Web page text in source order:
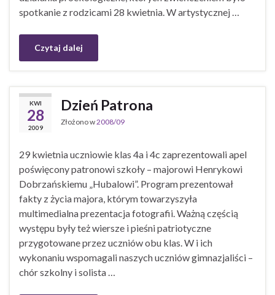
spotkanie z rodzicami 28 kwietnia. W artystycznej …
Czytaj dalej
KWI
28
2009
Dzień Patrona
Złożono w2008/09
29 kwietnia uczniowie klas 4a i 4c zaprezentowali apel
poświęcony patronowi szkoły – majorowi Henrykowi
Dobrzańskiemu „Hubalowi”. Program prezentował
fakty z życia majora, którym towarzyszyła
multimedialna prezentacja fotografii. Ważną częścią
występu były też wiersze i pieśni patriotyczne
przygotowane przez uczniów obu klas. W i ich
wykonaniu wspomagali naszych uczniów gimnazjaliści –
chór szkolny i solista …